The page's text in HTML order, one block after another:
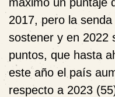
2017, pero la
sostener y en 2022
puntos, que hasta
este año el país
respecto a 2023